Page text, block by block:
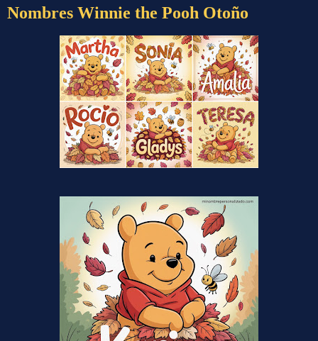
Nombres Winnie the Pooh Otoño